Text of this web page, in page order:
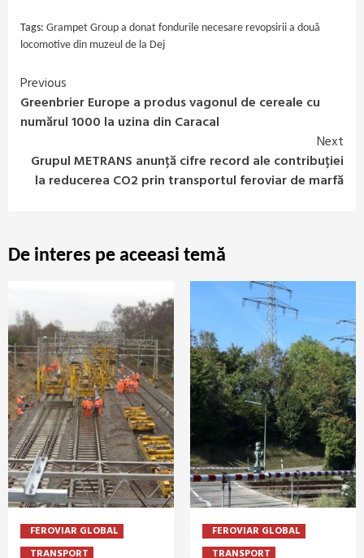
Tags: Grampet Group a donat fondurile necesare revopsirii a două
locomotive din muzeul de la Dej
Continue
Reading
Previous
Greenbrier Europe a produs vagonul de cereale cu
numărul 1000 la uzina din Caracal
Next
Grupul METRANS anunță cifre record ale contribuției
la reducerea CO2 prin transportul feroviar de marfă
De interes pe aceeasi temă
FEROVIAR GLOBAL
TRANSPORT
FEROVIAR GLOBAL
TRANSPORT